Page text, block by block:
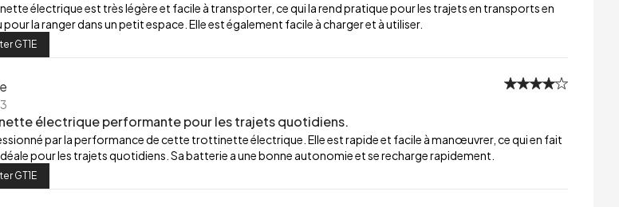
électrique est très légère et facile à transporter, ce qui la rend pratique pour les trajets en transports en
la ranger dans un petit espace. Elle est également facile à charger et à utiliser.
GT1E
électrique performante pour les trajets quotidiens.
par la performance de cette trottinette électrique. Elle est rapide et facile à manœuvrer, ce qui en fait
pour les trajets quotidiens. Sa batterie a une bonne autonomie et se recharge rapidement.
GT1E